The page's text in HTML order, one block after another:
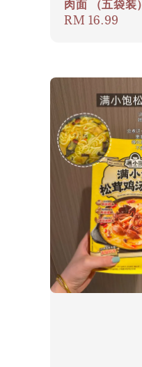
肉面 （五袋装）
Regular
RM 16.99